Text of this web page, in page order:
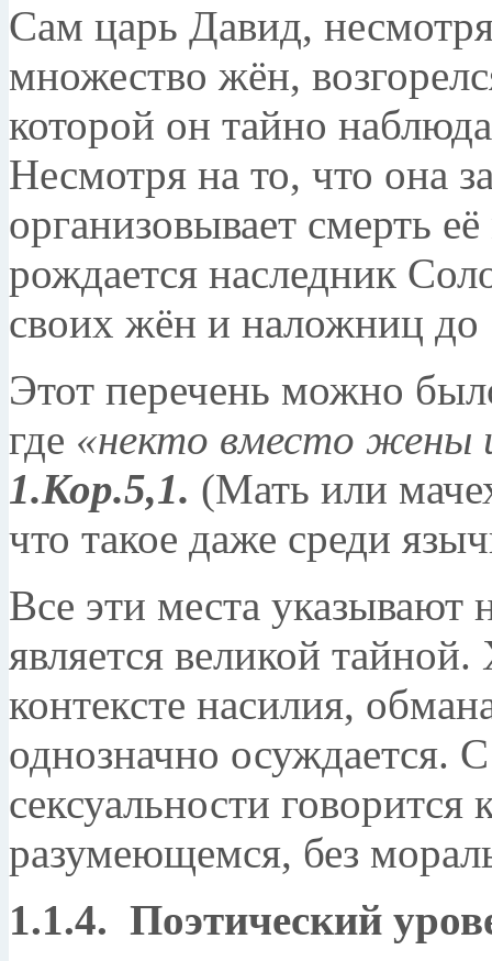
Сам царь Давид,
множество жён,
которой он тайно
Несмотря на то, что она
организовывает смерть
рождается наследник
своих жён и наложниц
Этот перечень можно
где «некто вместо жены
1.Кор.5,1. (Мать или
что такое даже среди
Все эти места указывают
является великой
контексте насилия,
однозначно осуждается.
сексуальности
разумеющемся, без
1.1.4. Поэтический